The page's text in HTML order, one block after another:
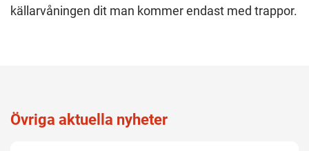
källarvåningen dit man kommer endast med trappor.
Övriga aktuella nyheter